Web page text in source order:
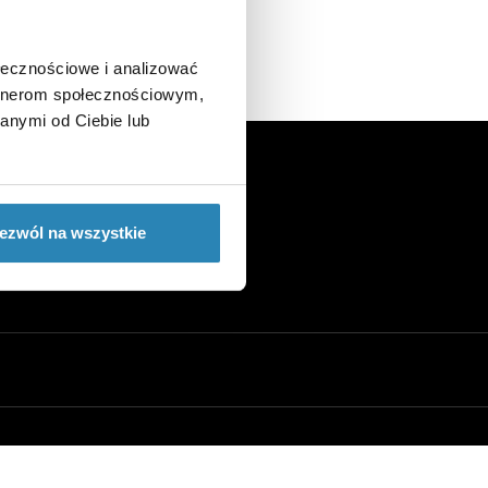
i analizować
społecznościowym,
od Ciebie lub
na wszystkie